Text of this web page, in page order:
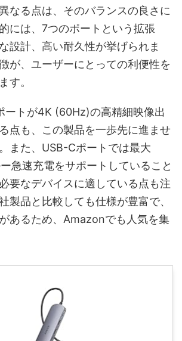
なる点は、そのバランスの良さに
には、7つのポートという拡張
設計、高い耐久性が挙げられま
が、ユーザーにとっての利便性を
す。
ートが4K (60Hz)の高精細映像出
点も、この製品を一歩先に進ませ
また、USB-Cポートでは最大
急速充電をサポートしていること
要なデバイスに適している点も注
製品と比較しても仕様が豊富で、
あるため、Amazonでも人気を集